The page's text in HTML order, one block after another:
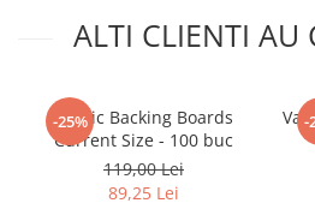
ALTI CLIENTI AU
-25%
Comic Backing Boards
Current Size - 100 buc
119,00 Lei
89,25 Lei
-